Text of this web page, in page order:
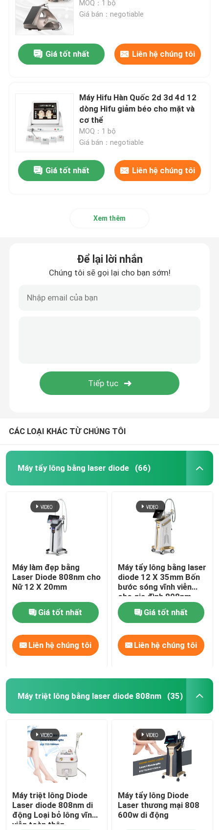
Máy triệt lông IPL
Máy Laser CO2 Fractional
Máy Laser Picosecond
Máy laser Alexandrite
thiết bị làm đẹp đa chức năng
MOQ：1 bộ
Giá bán：negotiable
Giá tốt nhất Liên hệ chúng tôi
Máy Hifu Hàn Quốc 2d 3d 4d 12
dòng Hifu giảm béo cho mặt và
cơ thể
MOQ：1 bộ
Giá bán：negotiable
Giá tốt nhất Liên hệ chúng tôi
Xem thêm
Để lại lời nhắn
Chúng tôi sẽ gọi lại cho bạn sớm!
CÁC LOẠI KHÁC TỪ CHÚNG TÔI
Máy tẩy lông bằng laser diode (66)
Máy làm đẹp bằng
Laser Diode 808nm cho
Nữ 12 X 20mm
Giá tốt nhất
Liên hệ chúng tôi
Máy tẩy lông bằng laser
diode 12 X 35mm Bốn
bước sóng vĩnh viễn
cho gia đình 808nm
Giá tốt nhất
Liên hệ chúng tôi
Máy triệt lông bằng laser diode 808nm (35)
Máy triệt lông Diode
Laser diode 808nm di
động Loại bỏ lông vĩnh
viễn toàn thân
Máy tẩy lông Diode
Laser thương mại 808
600w di động